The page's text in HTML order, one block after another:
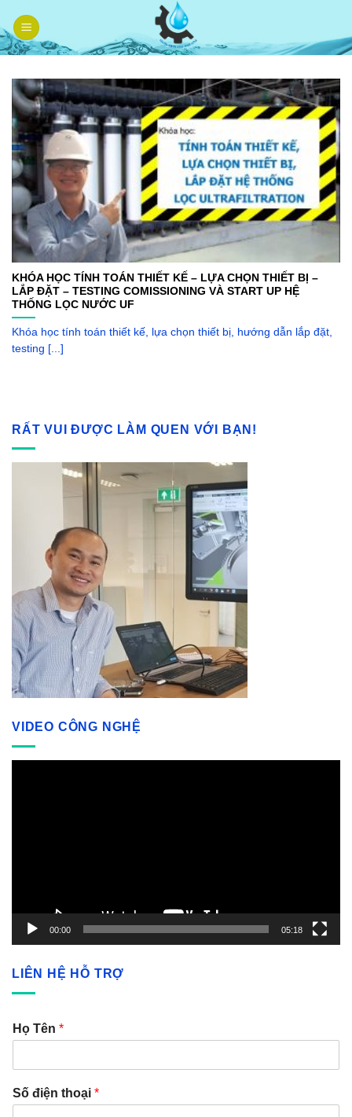
to
content
KHÓA HỌC TÍNH TOÁN THIẾT KẾ – LỰA CHỌN THIẾT BỊ –
LẮP ĐẶT – TESTING COMISSIONING VÀ START UP HỆ
THỐNG LỌC NƯỚC UF
Khóa học tính toán thiết kế, lựa chọn thiết bị, hướng dẫn lắp đặt,
testing [...]
RẤT VUI ĐƯỢC LÀM QUEN VỚI BẠN!
VIDEO CÔNG NGHỆ
00:00 05:18
LIÊN HỆ HỖ TRỢ
Họ Tên *
Số điện thoại *